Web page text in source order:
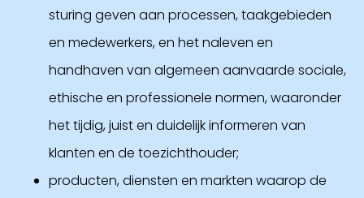
sturing geven aan processen, taakgebieden
en medewerkers, en het naleven en
handhaven van algemeen aanvaarde sociale,
ethische en professionele normen, waaronder
het tijdig, juist en duidelijk informeren van
klanten en de toezichthouder;
producten, diensten en markten waarop de